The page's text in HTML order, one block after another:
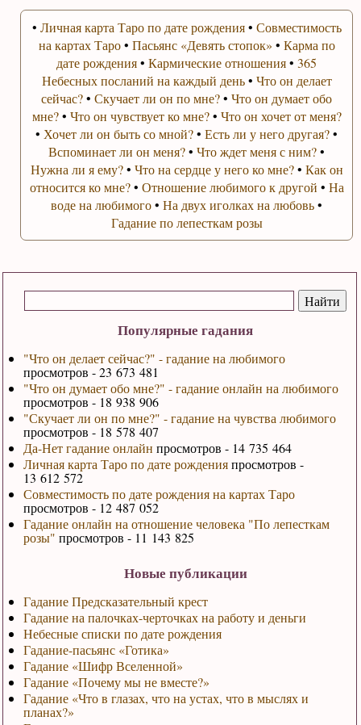
Популярные гадания
"Что он делает сейчас?" - гадание на любимого
просмотров - 23 673 481
"Что он думает обо мне?" - гадание онлайн на любимого
просмотров - 18 938 906
"Скучает ли он по мне?" - гадание на чувства любимого
просмотров - 18 578 407
Да-Нет гадание онлайн просмотров - 14 735 464
Личная карта Таро по дате рожденияпросмотров -
13 612 572
Совместимость по дате рождения на картах Таро
просмотров - 12 487 052
Гадание онлайн на отношение человека "По лепесткам
розы" просмотров - 11 143 825
Новые публикации
Гадание Предсказательный крест
Гадание на палочках-черточках на работу и деньги
Небесные списки по дате рождения
Гадание-пасьянс «Готика»
Гадание «Шифр Вселенной»
Гадание «Почему мы не вместе?»
Гадание «Что в глазах, что на устах, что в мыслях и
планах?»
• Личная карта Таро по дате рождения• Совместимость
на картах Таро• Пасьянс «Девять стопок» • Карма по
дате рождения•Кармические отношения•365
Небесных посланий на каждый день• Что он делает
сейчас?•Скучает ли он по мне?•Что он думает обо
мне?• Что он чувствует ко мне?• Что он хочет от меня?
• Хочет ли он быть со мной?•Есть ли у него другая?•
Вспоминает ли он меня?•Что ждет меня с ним?•
Нужна ли я ему?• Что на сердце у него ко мне?• Как он
относится ко мне?• Отношение любимого к другой • На
воде на любимого•На двух иголках на любовь•
Гадание по лепесткам розы